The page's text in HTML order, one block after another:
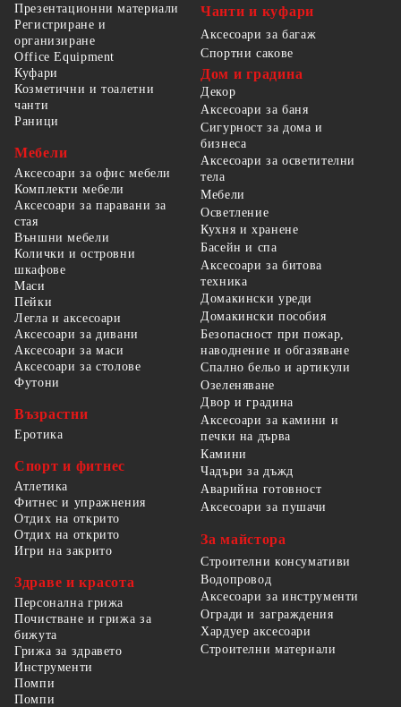
Презентационни материали
Регистриране и
организиране
Office Equipment
Чанти и куфари
Аксесоари за багаж
Спортни сакове
Куфари
Козметични и тоалетни
чанти
Раници
Мебели
Аксесоари за офис мебели
Комплекти мебели
Аксесоари за паравани за
стая
Външни мебели
Колички и островни
шкафове
Маси
Пейки
Легла и аксесоари
Аксесоари за дивани
Аксесоари за маси
Аксесоари за столове
Футони
Възрастни
Еротика
Спорт и фитнес
Атлетика
Фитнес и упражнения
Отдих на открито
Отдих на открито
Игри на закрито
Здраве и красота
Персонална грижа
Почистване и грижа за
бижута
Грижа за здравето
Дом и градина
Декор
Аксесоари за баня
Сигурност за дома и
бизнеса
Аксесоари за осветителни
тела
Мебели
Осветление
Кухня и хранене
Басейн и спа
Аксесоари за битова
техника
Домакински уреди
Домакински пособия
Безопасност при пожар,
наводнение и обгазяване
Спално бельо и артикули
Озеленяване
Двор и градина
Аксесоари за камини и
печки на дърва
Камини
Чадъри за дъжд
Аварийна готовност
Аксесоари за пушачи
За майстора
Строителни консумативи
Водопровод
Аксесоари за инструменти
Огради и заграждения
Хардуер аксесоари
Строителни материали
Инструменти
Помпи
Помпи